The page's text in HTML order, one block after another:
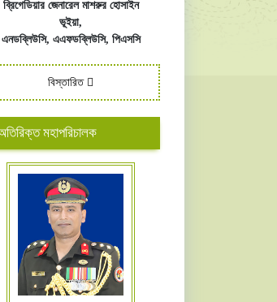
ব্রিগেডিয়ার জেনারেল মাশরুর হোসাইন
ভূইয়া,
এনডব্লিউসি, এএফডব্লিউসি, পিএসসি
বিস্তারিত
মহাপরিচালক